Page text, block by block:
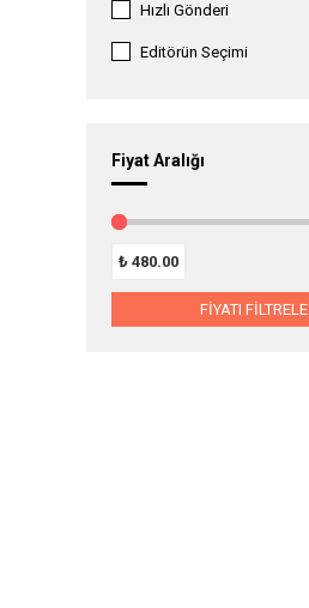
Hızlı Gönderi
Editörün Seçimi
Fiyat Aralığı
₺ 480.00
FİYATI FİLTRELE